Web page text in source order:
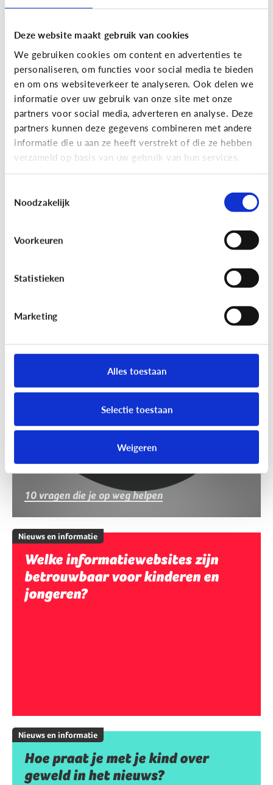
Deze website maakt gebruik van cookies
We gebruiken cookies om content en advertenties te
personaliseren, om functies voor social media te bieden
en om ons websiteverkeer te analyseren. Ook delen we
informatie over uw gebruik van onze site met onze
partners voor social media, adverteren en analyse. Deze
partners kunnen deze gegevens combineren met andere
informatie die u aan ze heeft verstrekt of die ze hebben
verzameld op basis van uw gebruik van hun services.
Noodzakelijk
Voorkeuren
Statistieken
Marketing
Alles toestaan
Selectie toestaan
Weigeren
Nieuws en informatie
7 tips om met je kind te praten
over nieuws
10 vragen die je op weg helpen
Nieuws en informatie
Welke informatiewebsites zijn
betrouwbaar voor kinderen en
jongeren?
Nieuws en informatie
Hoe praat je met je kind over
geweld in het nieuws?